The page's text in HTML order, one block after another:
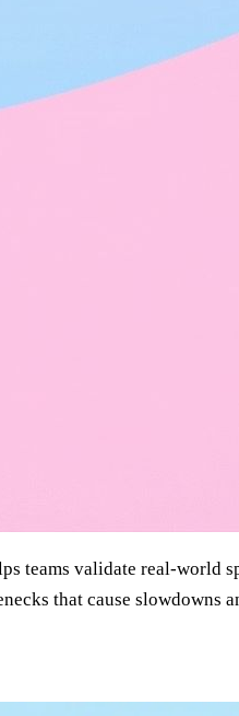
teams validate real-world
that cause slowdowns